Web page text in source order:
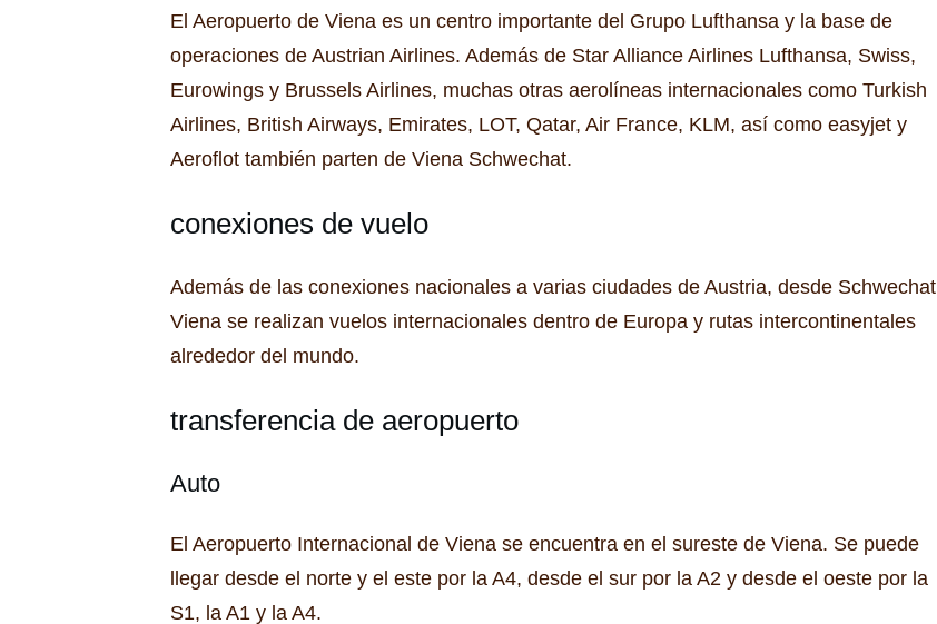
El Aeropuerto de Viena es un centro importante del Grupo Lufthansa y la base de
operaciones de Austrian Airlines. Además de Star Alliance Airlines Lufthansa, Swiss,
Eurowings y Brussels Airlines, muchas otras aerolíneas internacionales como Turkish
Airlines, British Airways, Emirates, LOT, Qatar, Air France, KLM, así como easyjet y
Aeroflot también parten de Viena Schwechat.
conexiones de vuelo
Además de las conexiones nacionales a varias ciudades de Austria, desde Schwechat
Viena se realizan vuelos internacionales dentro de Europa y rutas intercontinentales
alrededor del mundo.
transferencia de aeropuerto
Auto
El Aeropuerto Internacional de Viena se encuentra en el sureste de Viena. Se puede
llegar desde el norte y el este por la A4, desde el sur por la A2 y desde el oeste por la
S1, la A1 y la A4.